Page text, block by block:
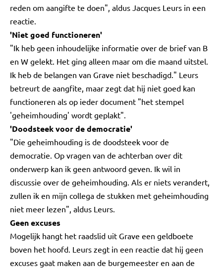
reden om aangifte te doen", aldus Jacques Leurs in een
reactie.
'Niet goed functioneren'
"Ik heb geen inhoudelijke informatie over de brief van B
en W gelekt. Het ging alleen maar om die maand uitstel.
Ik heb de belangen van Grave niet beschadigd." Leurs
betreurt de aangfite, maar zegt dat hij niet goed kan
functioneren als op ieder document "het stempel
'geheimhouding' wordt geplakt".
'Doodsteek voor de democratie'
"Die geheimhouding is de doodsteek voor de
democratie. Op vragen van de achterban over dit
onderwerp kan ik geen antwoord geven. Ik wil in
discussie over de geheimhouding. Als er niets verandert,
zullen ik en mijn collega de stukken met geheimhouding
niet meer lezen", aldus Leurs.
Geen excuses
Mogelijk hangt het raadslid uit Grave een geldboete
boven het hoofd. Leurs zegt in een reactie dat hij geen
excuses gaat maken aan de burgemeester en aan de